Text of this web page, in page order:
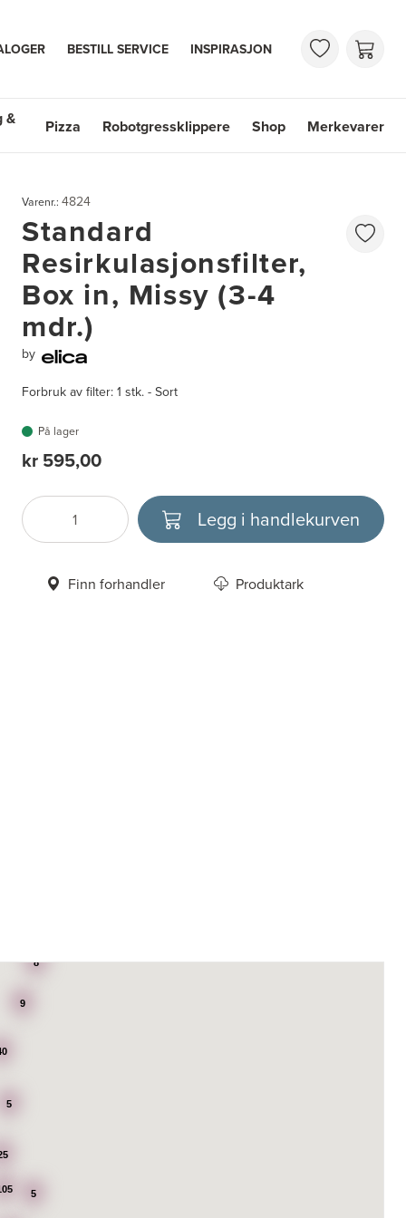
BESTILL SERVICE INSPIRASJON
& Pizza Robotgressklippere Shop Merkevarer
Varenr.: 4824
Standard
Resirkulasjonsfilter,
Box in, Missy (3-4
mdr.)
by
Forbruk av filter: 1 stk. - Sort
På lager
kr 595,00
Antall
Velg enhet Legg i handlekurven
Finn forhandler Produktark
8
9
5
5